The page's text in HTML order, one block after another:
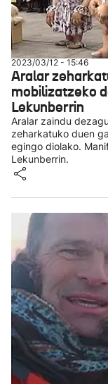
2023/03/12 - 15:46
Aralar
mobilizatzeko
Lekunberrin
Aralar zaindu
zeharkatuko duen
egingo diolako.
Lekunberrin.